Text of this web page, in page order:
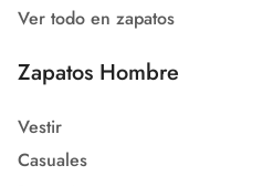
Ver todo en zapatos
Zapatos Hombre
Vestir
Casuales